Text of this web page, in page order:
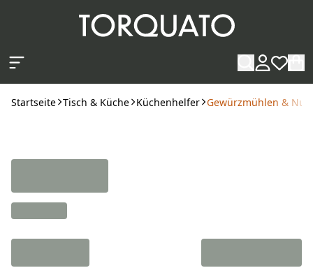
Startseite Tisch & Küche Küchenhelfer Gewürzmühlen &